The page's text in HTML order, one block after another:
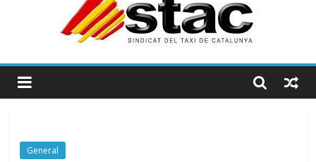
STAC/ATC SOLICITAN TAULA TÈCNICA PARA MEJORAR LA
OPERATIVA DE ENTRADA EN EL PUERTO DE BARCELONA.
Programa de Radio TAXI LIBRE 22.07.2026 en COOLTURA FM.
General